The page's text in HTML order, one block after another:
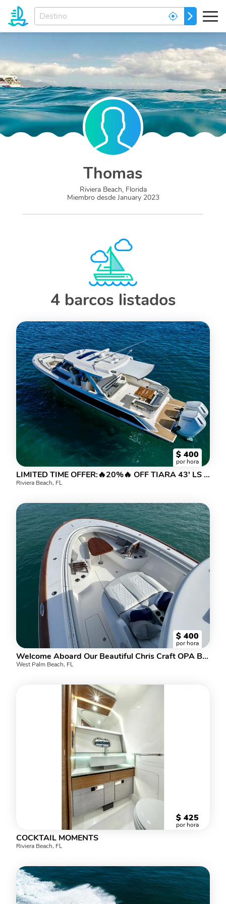
Ingrese
el
destino
sueños...
IR
Thomas
Riviera Beach, Florida
Miembro desde January 2023
4 barcos listados
$ 400
por hora
LIMITED TIME OFFER:🔥20%🔥 OFF TIARA 43' LS CAPT, CREW, FUEL INCLUDED
Riviera Beach, FL
$ 400
por hora
Welcome Aboard Our Beautiful Chris Craft OPA BIER! 20% off all charters!
West Palm Beach, FL
$ 425
por hora
COCKTAIL MOMENTS
Riviera Beach, FL